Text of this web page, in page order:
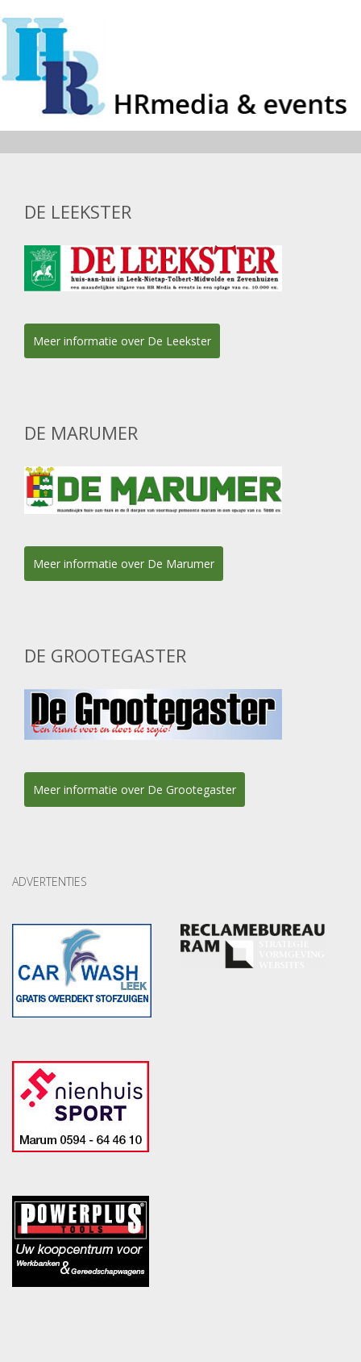
DE LEEKSTER
Meer informatie over De Leekster
DE MARUMER
Meer informatie over De Marumer
DE GROOTEGASTER
Meer informatie over De Grootegaster
ADVERTENTIES